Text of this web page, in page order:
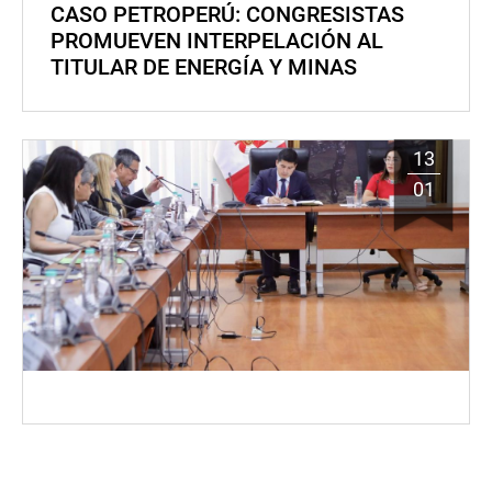
CASO PETROPERÚ: CONGRESISTAS
PROMUEVEN INTERPELACIÓN AL
TITULAR DE ENERGÍA Y MINAS
13
01